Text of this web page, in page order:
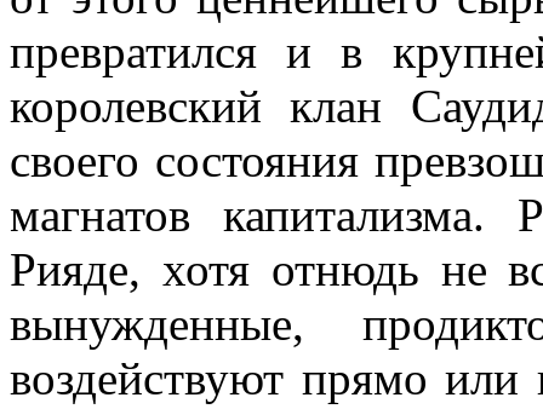
превратился и в
коро­левский клан
своего состоя­ния
магнатов
Рияде, хотя отнюдь не
вынужденные,
воздействуют прямо или